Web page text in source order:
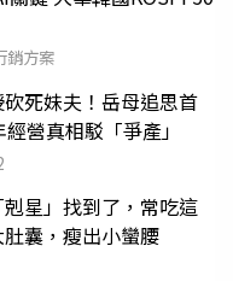
銷方案
死妹夫！岳母追思首
營真相駁「爭產」
星」找到了，常吃這
囊，瘦出小蠻腰